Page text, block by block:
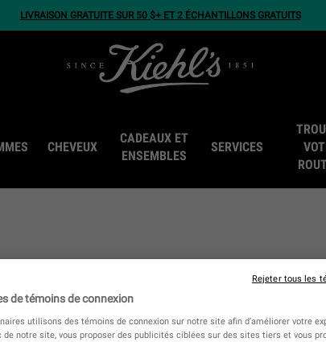
LIVRAISON GRATUITE SUR 50 $+ ET 2 ÉCHANTILLONS GRATUITS
CHEVEUX
CADEAUX ET
ENSEMBLES
SERVICES
aucun résultat pour votre
terme.
de témoins de connexion
utilisons des témoins de connexion sur notre site afin d’améliorer votre
de notre site, vous proposer des publicités ciblées sur des sites tiers et vous
Rejeter tous les